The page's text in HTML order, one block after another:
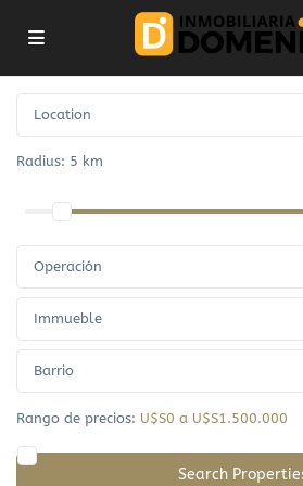
Radius: 5 km
Operación
Immueble
Barrio
Rango de precios: U$S0 a U$S1.500.000